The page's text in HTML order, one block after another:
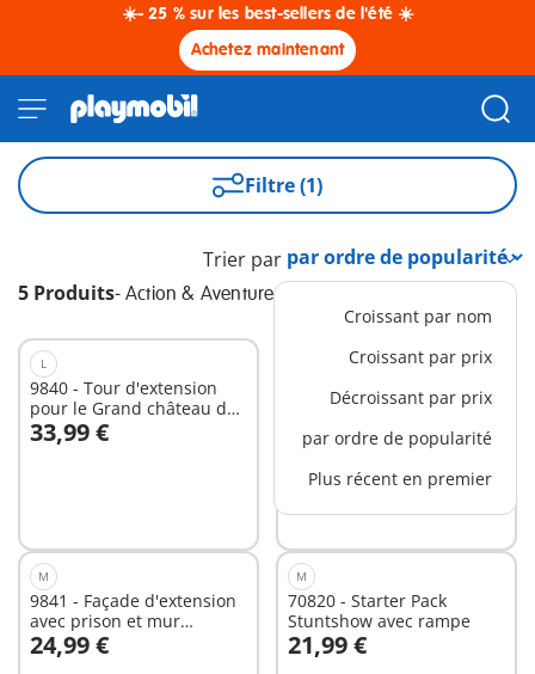
☀️- 25 % sur les best-sellers de l'été ☀️
Achetez maintenant
Filtre (1)
5 Produits- Action & Aventure
Trier par
Croissant par nom
Croissant par prix
Décroissant par prix
par ordre de popularité
Plus récent en premier
L
9840 - Tour d'extension
pour le Grand château des
Chevaliers Novelmore
33,99 €
Au panier
71040 - Sauveteur en mer
et quad
12,99 €
Au panier
M
9841 - Façade d'extension
avec prison et mur
cassable pour la
Forteresse volcanique des
24,99 €
Au panier
M
70820 - Starter Pack
Stuntshow avec rampe
21,99 €